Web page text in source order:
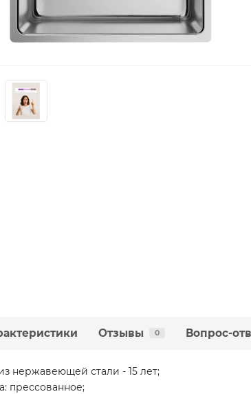
Отзывы 0 Вопрос-
нержавеющей стали - 15 лет;
прессованное;